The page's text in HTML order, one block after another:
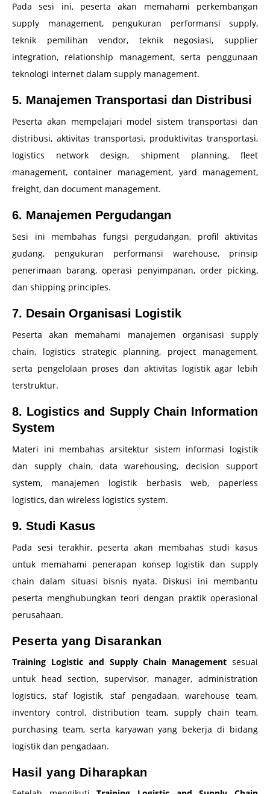
Pada sesi ini, peserta akan memahami perkembangan
supply management, pengukuran performansi supply,
teknik pemilihan vendor, teknik negosiasi, supplier
integration, relationship management, serta penggunaan
teknologi internet dalam supply management.
5. Manajemen Transportasi dan Distribusi
Peserta akan mempelajari model sistem transportasi dan
distribusi, aktivitas transportasi, produktivitas transportasi,
logistics network design, shipment planning, fleet
management, container management, yard management,
freight, dan document management.
6. Manajemen Pergudangan
Sesi ini membahas fungsi pergudangan, profil aktivitas
gudang, pengukuran performansi warehouse, prinsip
penerimaan barang, operasi penyimpanan, order picking,
dan shipping principles.
7. Desain Organisasi Logistik
Peserta akan memahami manajemen organisasi supply
chain, logistics strategic planning, project management,
serta pengelolaan proses dan aktivitas logistik agar lebih
terstruktur.
8. Logistics and Supply Chain Information
System
Materi ini membahas arsitektur sistem informasi logistik
dan supply chain, data warehousing, decision support
system, manajemen logistik berbasis web, paperless
logistics, dan wireless logistics system.
9. Studi Kasus
Pada sesi terakhir, peserta akan membahas studi kasus
untuk memahami penerapan konsep logistik dan supply
chain dalam situasi bisnis nyata. Diskusi ini membantu
peserta menghubungkan teori dengan praktik operasional
perusahaan.
Peserta yang Disarankan
Training Logistic and Supply Chain Management sesuai
untuk head section, supervisor, manager, administration
logistics, staf logistik, staf pengadaan, warehouse team,
inventory control, distribution team, supply chain team,
purchasing team, serta karyawan yang bekerja di bidang
logistik dan pengadaan.
Hasil yang Diharapkan